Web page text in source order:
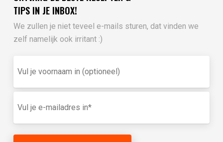
TIPS IN JE INBOX!
We zullen je niet teveel e-mails sturen, dat vinden we
zelf namelijk ook irritant :)
je
in
(optioneel)
mailadres